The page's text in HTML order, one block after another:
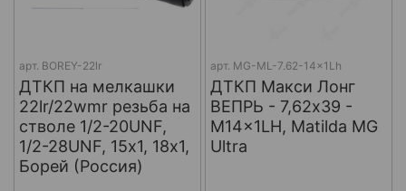
арт. BOREY-22lr
ДТКП на мелкашки
22lr/22wmr резьба на
стволе 1/2-20UNF,
1/2-28UNF, 15х1, 18х1,
Борей (Россия)
арт. MG-ML-7.62-14x1Lh
ДТКП Макси Лонг
ВЕПРЬ - 7,62x39 -
M14x1LH, Matilda MG
Ultra